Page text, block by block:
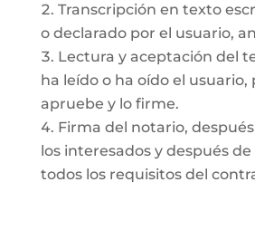
Transcripción en texto
o declarado por el usuario,
Lectura y aceptación del
ha leído o ha oído el usuario,
apruebe y lo firme.
Firma del notario,
los interesados y después
todos los requisitos del